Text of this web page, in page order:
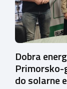
Dobra
Primorsko-
do solarne